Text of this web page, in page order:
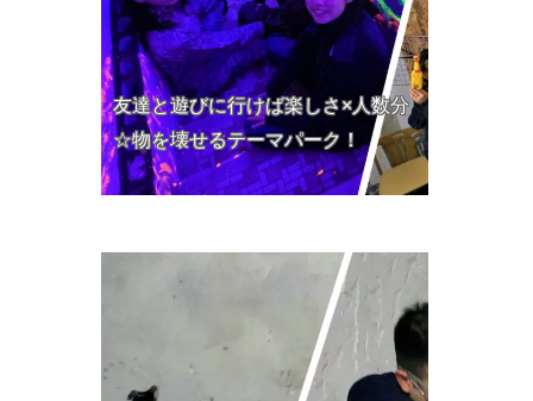
友達と遊びに行けば楽しさ×人数分
☆物を壊せるテーマパーク！